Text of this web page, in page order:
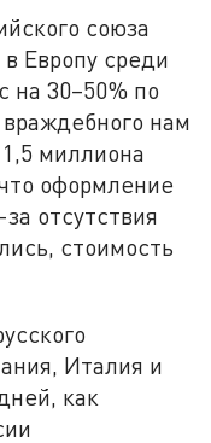
союза
Европу среди
на 30–50% по
нам
миллиона
оформление
отсутствия
стоимость
Италия и
как